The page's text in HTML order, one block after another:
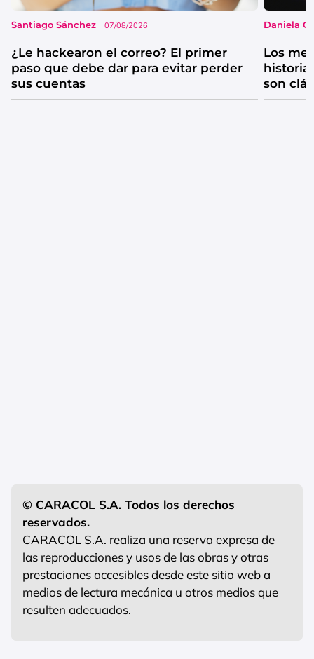
Santiago Sánchez 07/08/2026
¿Le hackearon el correo? El primer
paso que debe dar para evitar perder
sus cuentas
Daniela
Los
historia
son
© CARACOL S.A. Todos los derechos
reservados.
CARACOL S.A. realiza una reserva expresa de
las reproducciones y usos de las obras y otras
prestaciones accesibles desde este sitio web a
medios de lectura mecánica u otros medios que
resulten adecuados.